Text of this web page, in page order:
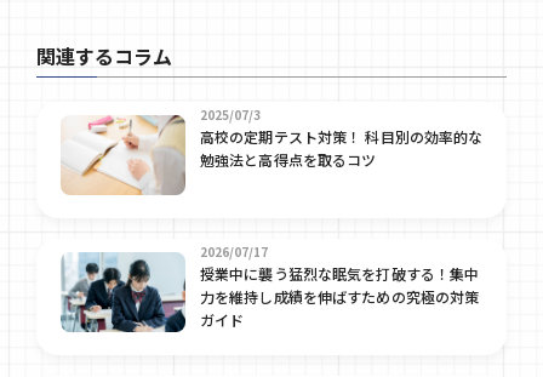
関連するコラム
2025/07/3
高校の定期テスト対策！ 科目別の効率的な
勉強法と高得点を取るコツ
2026/07/17
授業中に襲う猛烈な眠気を打破する！集中
力を維持し成績を伸ばすための究極の対策
ガイド